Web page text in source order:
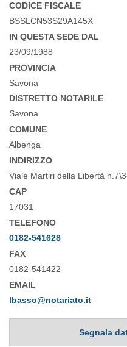
CODICE FISCALE
BSSLCN53S29A145X
IN QUESTA SEDE DAL
23/09/1988
PROVINCIA
Savona
DISTRETTO NOTARILE
Savona
COMUNE
Albenga
INDIRIZZO
Viale Martiri della Libertà
CAP
17031
TELEFONO
0182-541628
FAX
0182-541422
EMAIL
lbasso@notariato.it
Segnala